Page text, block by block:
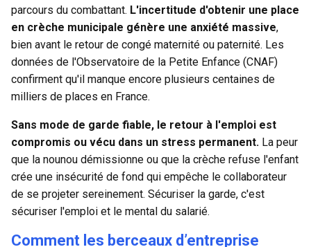
parcours du combattant. L'incertitude d'obtenir une place
en crèche municipale génère une anxiété massive,
bien avant le retour de congé maternité ou paternité. Les
données de l'Observatoire de la Petite Enfance (CNAF)
confirment qu'il manque encore plusieurs centaines de
milliers de places en France.
Sans mode de garde fiable, le retour à l'emploi est
compromis ou vécu dans un stress permanent. La peur
que la nounou démissionne ou que la crèche refuse l'enfant
crée une insécurité de fond qui empêche le collaborateur
de se projeter sereinement. Sécuriser la garde, c'est
sécuriser l'emploi et le mental du salarié.
Comment les berceaux d’entreprise